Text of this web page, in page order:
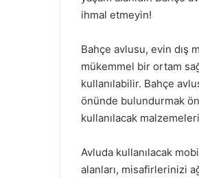
ihmal etmeyin!
Bahçe avlusu, evin dış
mükemmel bir ortam
kullanılabilir. Bahçe
önünde bulundurmak
kullanılacak
Avluda kullanılacak
alanları, misafirlerinizi